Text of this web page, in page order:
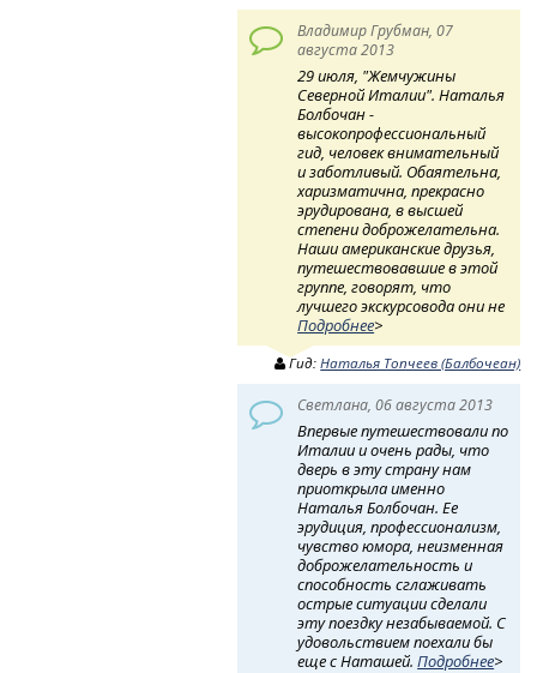
Владимир Грубман, 07
августа 2013
29 июля, "Жемчужины
Северной Италии". Наталья
Болбочан -
высокопрофессиональный
гид, человек внимательный
и заботливый. Обаятельна,
харизматична, прекрасно
эрудирована, в высшей
степени доброжелательна.
Наши американские друзья,
путешествовавшие в этой
группе, говорят, что
лучшего экскурсовода они не
Подробнее>
Гид:Наталья Топчеев (Балбочеан)
Светлана, 06 августа 2013
Впервые путешествовали по
Италии и очень рады, что
дверь в эту страну нам
приоткрыла именно
Наталья Болбочан. Ее
эрудиция, профессионализм,
чувство юмора, неизменная
доброжелательность и
способность сглаживать
острые ситуации сделали
эту поездку незабываемой. С
удовольствием поехали бы
еще с Наташей.Подробнее>